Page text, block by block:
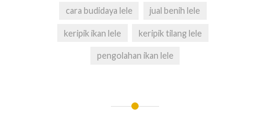
cara budidaya lele jual benih lele
keripik ikan lele keripik tilang lele
pengolahan ikan lele